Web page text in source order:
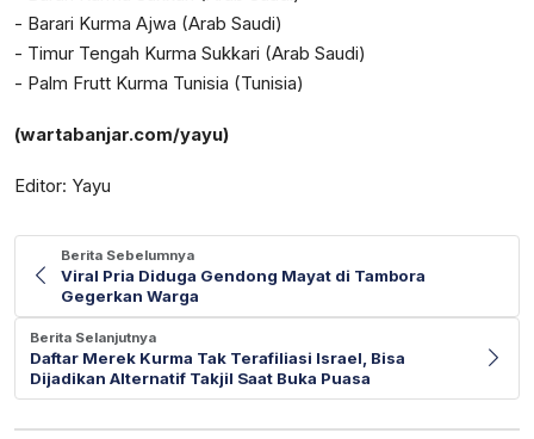
- Barari Kurma Ajwa (Arab Saudi)
- Timur Tengah Kurma Sukkari (Arab Saudi)
- Palm Frutt Kurma Tunisia (Tunisia)
(wartabanjar.com/yayu)
Editor: Yayu
Berita Sebelumnya
Viral Pria Diduga Gendong Mayat di Tambora
Gegerkan Warga
Berita Selanjutnya
Daftar Merek Kurma Tak Terafiliasi Israel, Bisa
Dijadikan Alternatif Takjil Saat Buka Puasa